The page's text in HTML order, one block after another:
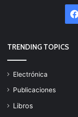
TRENDING TOPICS
Electrónica
Publicaciones
Libros